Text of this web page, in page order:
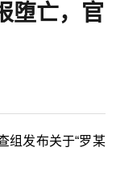
堕亡，官
组发布关于“罗某